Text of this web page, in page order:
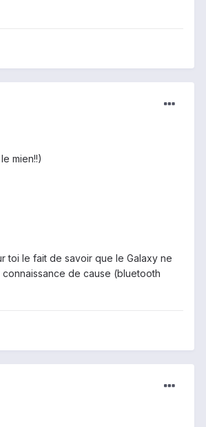
mien!!)
toi le fait de savoir que le Galaxy ne
de cause (bluetooth